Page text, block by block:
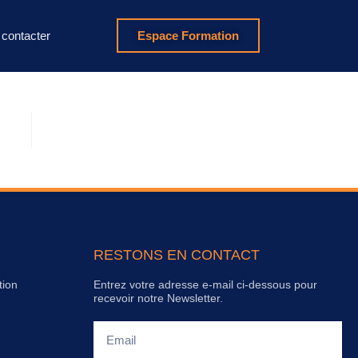
Espace Formation
RESTONS EN CONTACT
Entrez votre adresse e-mail ci-dessous pour
recevoir notre Newsletter.